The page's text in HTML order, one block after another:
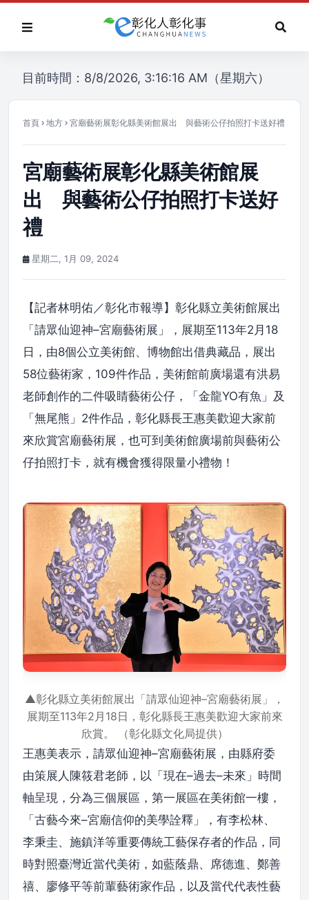
目前時間：8/8/2026, 3:16:16 AM（星期六）
首頁 地方 宮廟藝術展彰化縣美術館展出 與藝術公仔拍照打卡送好禮
宮廟藝術展彰化縣美術館展
出 與藝術公仔拍照打卡送好
禮
星期二, 1月 09, 2024
【記者林明佑／彰化市報導】彰化縣立美術館展出
「請眾仙迎神–宮廟藝術展」，展期至113年2月18
日，由8個公立美術館、博物館出借典藏品，展出
58位藝術家，109件作品，美術館前廣場還有洪易
老師創作的二件吸睛藝術公仔，「金龍YO有魚」及
「無尾熊」2件作品，彰化縣長王惠美歡迎大家前
來欣賞宮廟藝術展，也可到美術館廣場前與藝術公
仔拍照打卡，就有機會獲得限量小禮物！
▲彰化縣立美術館展出「請眾仙迎神–宮廟藝術展」，
展期至113年2月18日，彰化縣長王惠美歡迎大家前來
欣賞。 （彰化縣文化局提供）
王惠美表示，請眾仙迎神–宮廟藝術展，由縣府委
由策展人陳筱君老師，以「現在–過去–未來」時間
軸呈現，分為三個展區，第一展區在美術館一樓，
「古藝今來–宮廟信仰的美學詮釋」，有李松林、
李秉圭、施鎮洋等重要傳統工藝保存者的作品，同
時對照臺灣近當代美術，如藍蔭鼎、席德進、鄭善
禧、廖修平等前輩藝術家作品，以及當代代表性藝